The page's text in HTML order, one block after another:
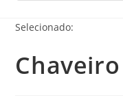
Selecionado: